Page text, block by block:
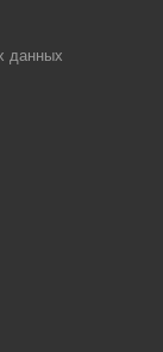
данных